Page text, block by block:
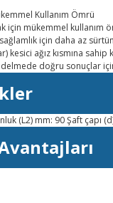
Kullanım Ömrü
için mükemmel kullanım
için daha az
kesici ağız kısmına
delmede doğru sonuçlar
(L2) mm: 90 Şaft çapı